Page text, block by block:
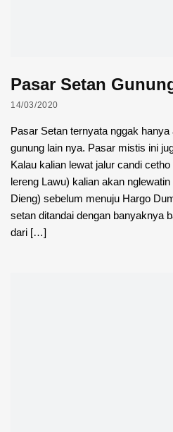
Pasar Setan
14/03/2020
Pasar Setan ternyata nggak
gunung lain nya. Pasar mistis ini
Kalau kalian lewat jalur candi
lereng Lawu) kalian akan
Dieng) sebelum menuju Hargo
setan ditandai dengan banyaknya
dari […]